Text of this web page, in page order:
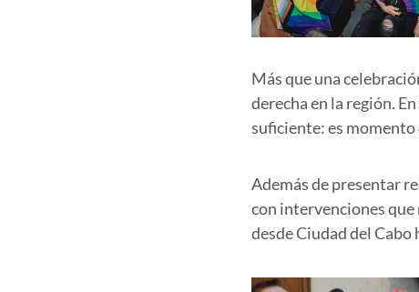
Más que una
derecha en la región.
suficiente: es
Además de presentar
con intervenciones que
desde Ciudad del